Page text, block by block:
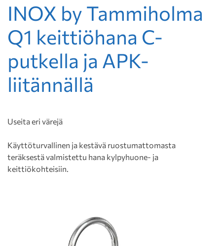
INOX by Tammiholma
Q1 keittiöhana C-
putkella ja APK-
liitännällä
Useita eri värejä
Käyttöturvallinen ja kestävä ruostumattomasta
teräksestä valmistettu hana kylpyhuone- ja
keittiökohteisiin.